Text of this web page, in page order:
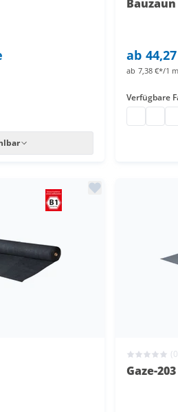
ab
ab 7,38 €*/1
Verfügbare
Gaze-